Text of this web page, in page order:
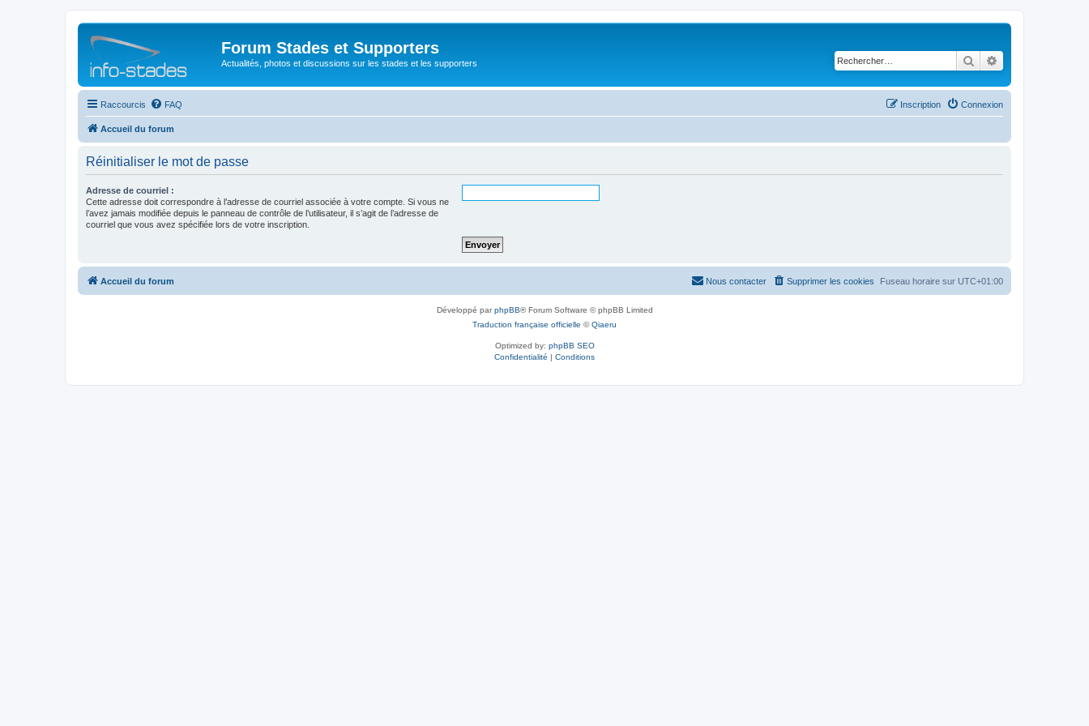
Forum Stades et Supporters
Actualités, photos et discussions sur les stades et les supporters Rechercher
Raccourcis FAQ Connexion
Inscription
Accueil du forum
Réinitialiser le mot de passe
Adresse de courriel :
Cette adresse doit correspondre à l’adresse de courriel associée à votre compte. Si vous ne
l’avez jamais modifiée depuis le panneau de contrôle de l’utilisateur, il s’agit de l’adresse de
courriel que vous avez spécifiée lors de votre inscription.
Accueil du forum Fuseau horaire sur UTC+01:00
Supprimer les cookies
Nous contacter
Développé parphpBB® Forum Software © phpBB Limited
Traduction française officielle ©Qiaeru
Optimized by: phpBB SEO
Confidentialité | Conditions